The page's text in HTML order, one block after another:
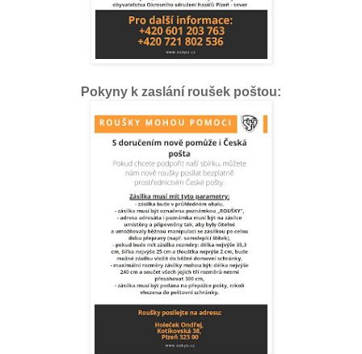
Pokyny k zaslání roušek poštou: